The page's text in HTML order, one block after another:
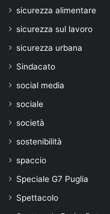
sicurezza alimentare
sicurezza sul lavoro
sicurezza urbana
Sindacato
social media
sociale
società
sostenibilità
spaccio
Speciale G7 Puglia
Spettacolo